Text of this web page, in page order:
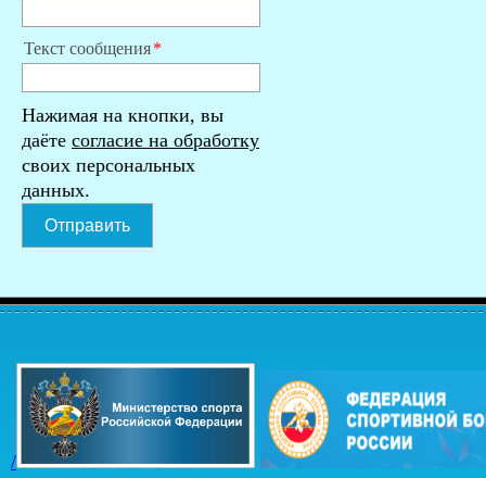
Текст сообщения
Нажимая на кнопки, вы
даёте согласие на обработку
своих персональных
данных.
Отправить
/